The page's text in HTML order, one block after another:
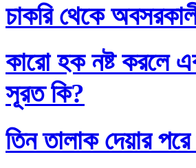
চাকরি থেকে
কারো হক নষ্ট করলে
সূরত কি?
তিন তালাক দেয়ার